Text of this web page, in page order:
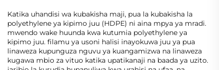
Katika uhandisi wa kubakisha maji, pua la kubakisha la
polyethylene ya kipimo juu (HDPE) ni aina mpya ya mradi.
mwendo wake huunda kwa kutumia polyethylene ya
kipimo juu. filamu ya usoni halisi inayokuwa juu ya pua
linaweza kupunguza nguvu ya kuangamizwa na linaweza
kugawa mbio za vituo katika upatikanaji na baada ya uzito.